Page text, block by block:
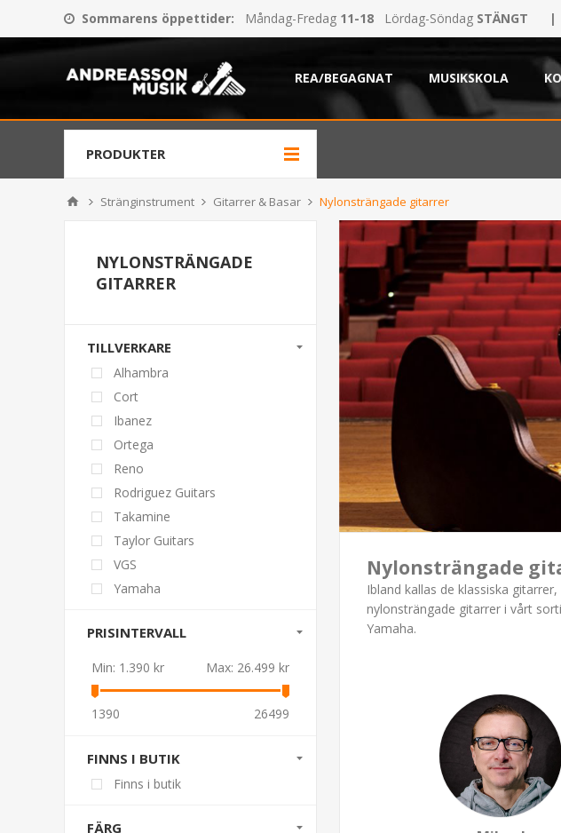
Sommarens öppettider: Måndag-Fredag 11-18 Lördag-Söndag STÄNGT |
REA/BEGAGNAT MUSIKSKOLA
PRODUKTER
Stränginstrument Gitarrer & Basar Nylonsträngade gitarrer
Nylonsträngade
Ibland kallas de klassiska
nylonsträngade gitarrer i vårt
Yamaha.
NYLONSTRÄNGADE
GITARRER
TILLVERKARE
Alhambra
Cort
Ibanez
Ortega
Reno
Rodriguez Guitars
Takamine
Taylor Guitars
VGS
Yamaha
PRISINTERVALL
Min: 1.390 kr Max: 26.499 kr
1390 26499
FINNS I BUTIK
Finns i butik
FÄRG